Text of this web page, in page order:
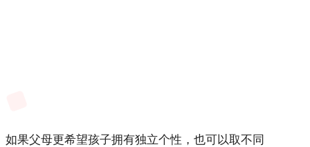
果父母更希望孩子拥有独立个性，也可以取不同